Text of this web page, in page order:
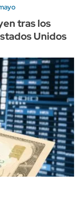
tras los
Unidos